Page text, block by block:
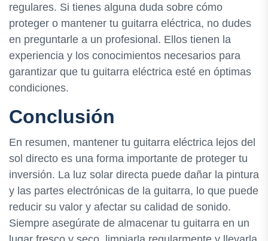
regulares. Si tienes alguna duda sobre cómo
proteger o mantener tu guitarra eléctrica, no dudes
en preguntarle a un profesional. Ellos tienen la
experiencia y los conocimientos necesarios para
garantizar que tu guitarra eléctrica esté en óptimas
condiciones.
Conclusión
En resumen, mantener tu guitarra eléctrica lejos del
sol directo es una forma importante de proteger tu
inversión. La luz solar directa puede dañar la pintura
y las partes electrónicas de la guitarra, lo que puede
reducir su valor y afectar su calidad de sonido.
Siempre asegúrate de almacenar tu guitarra en un